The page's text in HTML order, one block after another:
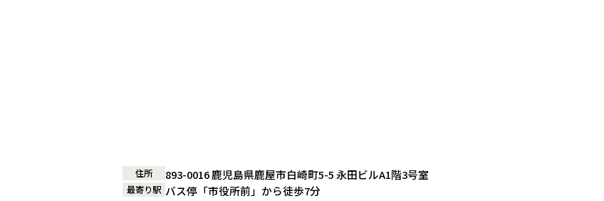
住所 893-0016 鹿児島県鹿屋市白崎町5-5 永田ビルA1階3号室
最寄り駅 バス停「市役所前」から徒歩7分